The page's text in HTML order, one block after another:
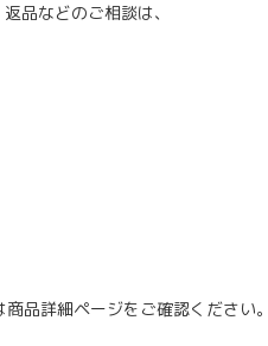
品などのご相談は、
品詳細ページをご確認ください